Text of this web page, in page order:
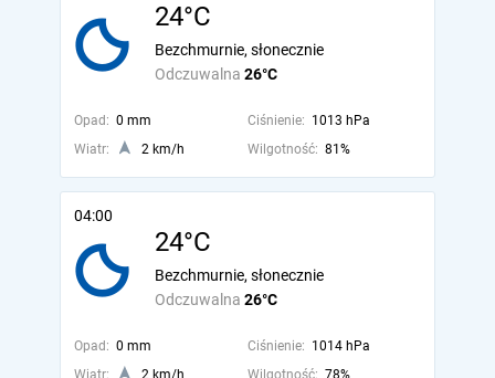
24°C
Odczuwalna 26°C
Bezchmurnie, słonecznie
Opad: 0 mm Ciśnienie: 1013 hPa
Wiatr:
2 km/h Wilgotność: 81%
04:00
24°C
Odczuwalna 26°C
Bezchmurnie, słonecznie
Opad: 0 mm Ciśnienie: 1014 hPa
Wiatr:
2 km/h Wilgotność: 78%